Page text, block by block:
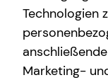
Interview
Über tecis
Podcast
Spezialisten-
Investment
Kapitalanlage
E-Mail
Technologien
Marketing-